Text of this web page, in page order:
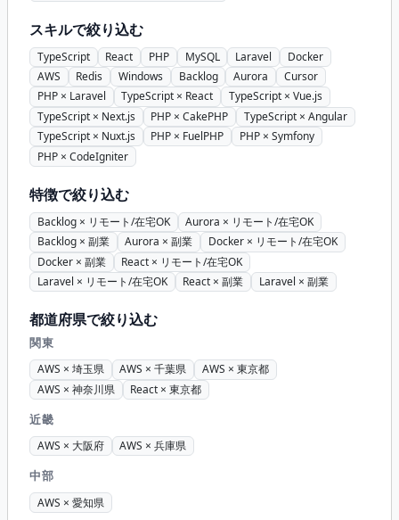
スキルで絞り込む
TypeScript React PHP MySQL Laravel
Docker
AWS
Redis Windows Backlog Aurora
Cursor
PHP × Laravel
TypeScript × React
TypeScript × Vue.js
TypeScript × Next.js
PHP × CakePHP
TypeScript × Angular
TypeScript × Nuxt.js
PHP × FuelPHP
PHP × Symfony
PHP × CodeIgniter
特徴で絞り込む
Backlog × リモート/在宅OK
Aurora × リモート/在宅OK
Backlog × 副業
Aurora × 副業
Docker × リモート/在宅OK
Docker × 副業
React × リモート/在宅OK
Laravel × リモート/在宅OK
React × 副業 Laravel × 副業
都道府県で絞り込む
関東
AWS × 埼玉県 AWS × 千葉県
AWS × 東京都
AWS × 神奈川県
React × 東京都
近畿
AWS × 大阪府 AWS × 兵庫県
中部
AWS × 愛知県